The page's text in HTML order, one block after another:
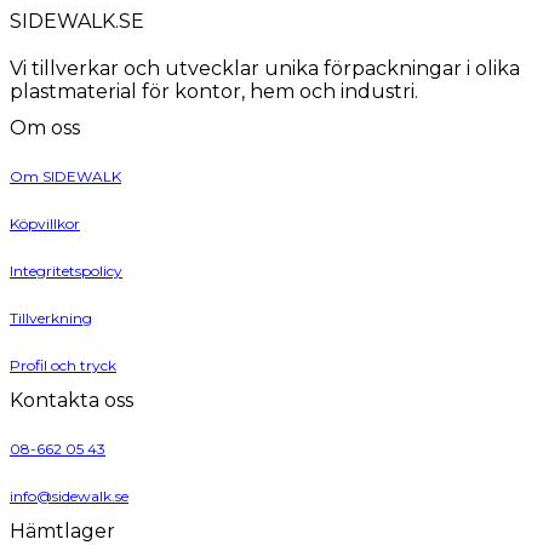
SIDEWALK.SE
Vi tillverkar och utvecklar unika förpackningar i olika
plastmaterial för kontor, hem och industri.
Om oss
Om SIDEWALK
Köpvillkor
Integritetspolicy
Tillverkning
Profil och tryck
Kontakta oss
08-662 05 43
info@sidewalk.se
Hämtlager